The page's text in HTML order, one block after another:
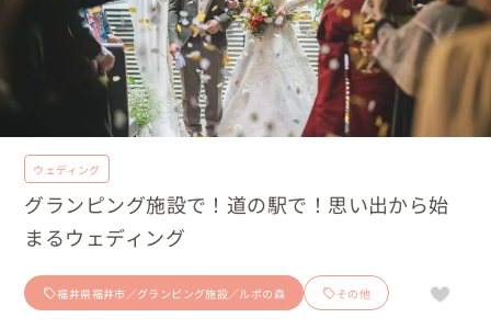
ウェディング
グランピング施設で！道の駅で！思い出から始
まるウェディング
福井県福井市／グランピング施設／ルポの森 その他